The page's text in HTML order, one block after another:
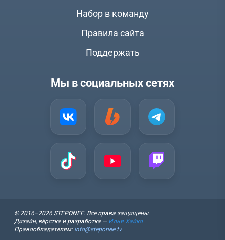
Набор в команду
Правила сайта
Поддержать
Мы в социальных сетях
© 2016–2026 STEPONEE. Все права защищены.
Дизайн, вёрстка и разработка — Илья Хайко
Правообладателям: info@steponee.tv